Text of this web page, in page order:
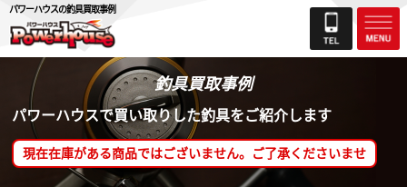
パワーハウスの釣具買取事例
釣具買取事例
パワーハウスで買い取りした釣具をご紹介します
現在在庫がある商品ではございません。ご了承くださいませ